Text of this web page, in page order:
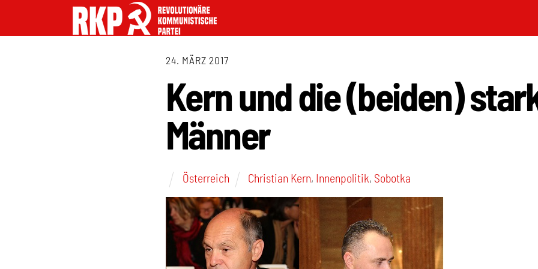
24. MÄRZ 2017
Kern und die (beiden)
Männer
Österreich Christian Kern, Innenpolitik, Sobotka